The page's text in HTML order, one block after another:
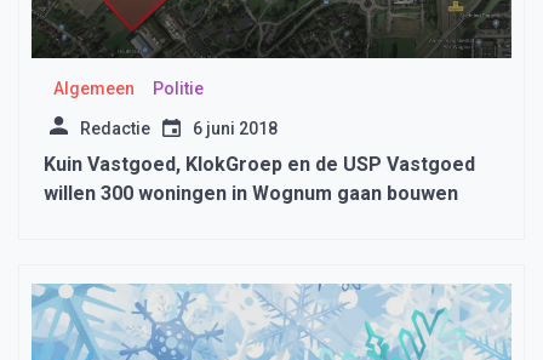
Algemeen Politie
Redactie 6 juni 2018
Kuin Vastgoed, KlokGroep en de USP Vastgoed
willen 300 woningen in Wognum gaan bouwen